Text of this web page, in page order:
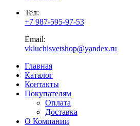
Тел:
+7 987-595-97-53
Email:
vkluchisvetshop@yandex.ru
Главная
Каталог
Контакты
Покупателям
Оплата
Доставка
О Компании